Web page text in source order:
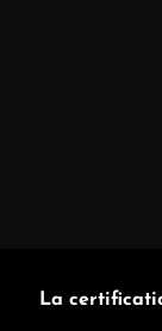
La